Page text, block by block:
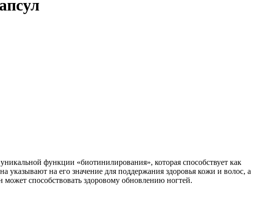
функции «биотинилирования», которая способствует как
на его значение для поддержания здоровья кожи и волос, а
способствовать здоровому обновлению ногтей.